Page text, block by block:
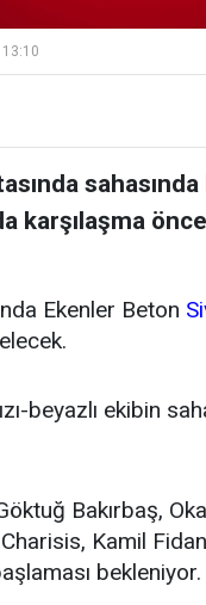
karşılaşma
Ekenler Beton
beyazlı ekibin
Bakırbaş,
Kamil
bekleniyor.